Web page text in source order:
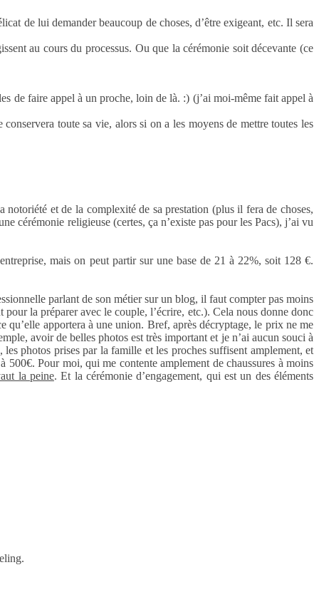
de lui demander beaucoup de choses, d’être exigeant, etc. Il sera
au cours du processus. Ou que la cérémonie soit décevante (ce
de faire appel à un proche, loin de là. :) (j’ai moi-même fait appel à
toute sa vie, alors si on a les moyens de mettre toutes les
et de la complexité de sa prestation (plus il fera de choses,
cérémonie religieuse (certes, ça n’existe pas pour les Pacs), j’ai vu
mais on peut partir sur une base de 21 à 22%, soit 128 €.
parlant de son métier sur un blog, il faut compter pas moins
la préparer avec le couple, l’écrire, etc.). Cela nous donne donc
qu’elle apportera à une union. Bref, après décryptage, le prix ne me
avoir de belles photos est très important et je n’ai aucun souci à
photos prises par la famille et les proches suffisent amplement, et
500€. Pour moi, qui me contente amplement de chaussures à moins
la peine. Et la cérémonie d’engagement, qui est un des éléments